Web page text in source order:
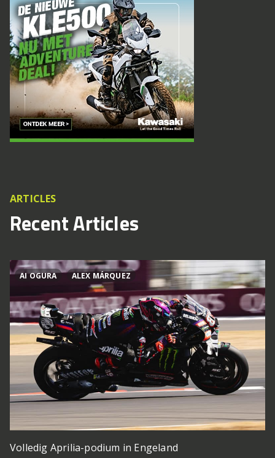
ARTICLES
Recent Articles
AI OGURA ALEX MÁRQUEZ
Volledig Aprilia-podium in Engeland